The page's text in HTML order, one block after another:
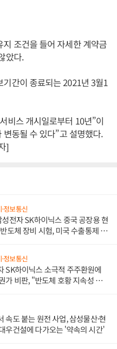
조건을 들어 자세한 계약금
았다.
간이 종료되는 2021년 3월1
비스 개시일로부터 10년”이
동될 수 있다”고 설명했다.
]
정보통신
전자 SK하이닉스 중국 공장용 현
도체 장비 시험, 미국 수출통제 대
정보통신
SK하이닉스 소극적 주주환원에
가 비판, "반도체 호황 지속성 의
속도 붙는 원전 사업, 삼성물산·현
우건설에 다가오는 '약속의 시간'